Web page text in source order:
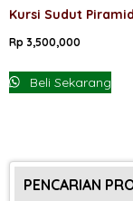
Kursi Sudut Piramid
Rp 3,500,000
Beli Sekarang
PENCARIAN